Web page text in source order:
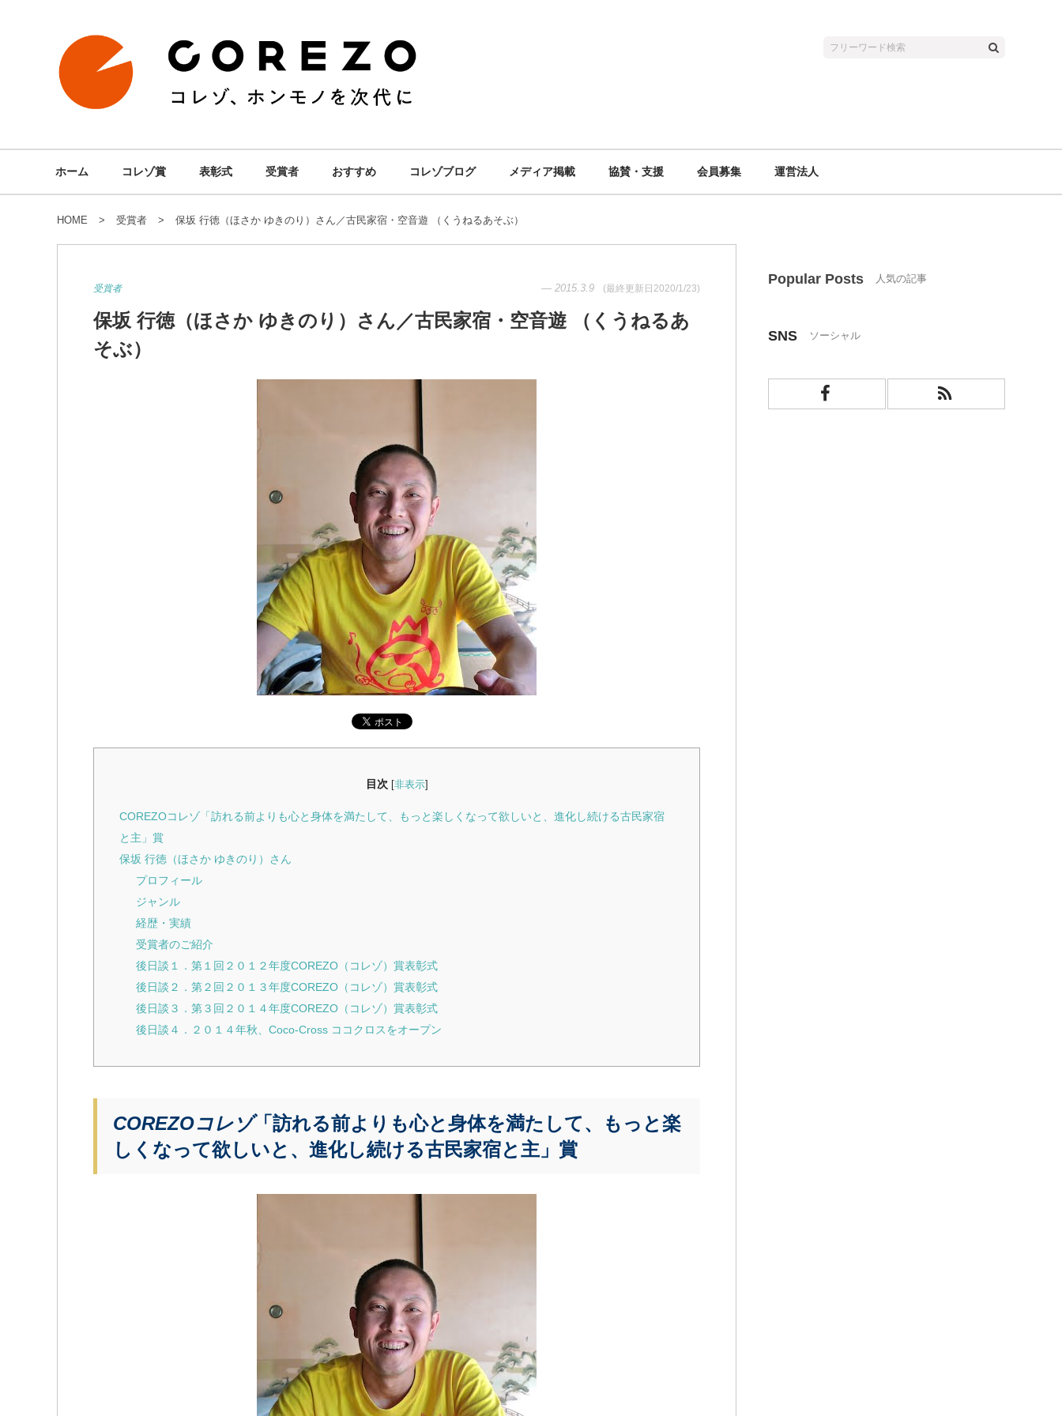
ホーム コレゾ賞 表彰式 受賞者 おすすめ コレゾブログ メディア掲載 協賛・支援 会員募集 運営法人
HOME 受賞者 保坂 行徳（ほさか ゆきのり）さん／古民家宿・空音遊 （くうねるあそぶ）
受賞者 — 2015.3.9 (最終更新日 2020/1/23)
保坂 行徳（ほさか ゆきのり）さん／古民家宿・空音遊 （くうねるあ
そぶ）
目次 [非表示]
COREZOコレゾ「訪れる前よりも心と身体を満たして、もっと楽しくなって欲しいと、進化し続ける古民家宿
と主」賞
保坂 行徳（ほさか ゆきのり）さん
プロフィール
ジャンル
経歴・実績
受賞者のご紹介
後日談１．第１回２０１２年度COREZO（コレゾ）賞表彰式
後日談２．第２回２０１３年度COREZO（コレゾ）賞表彰式
後日談３．第３回２０１４年度COREZO（コレゾ）賞表彰式
後日談４．２０１４年秋、Coco-Cross ココクロスをオープン
COREZOコレゾ「訪れる前よりも心と身体を満たして、もっと楽
しくなって欲しいと、進化し続ける古民家宿と主」賞
Popular Posts
SNS